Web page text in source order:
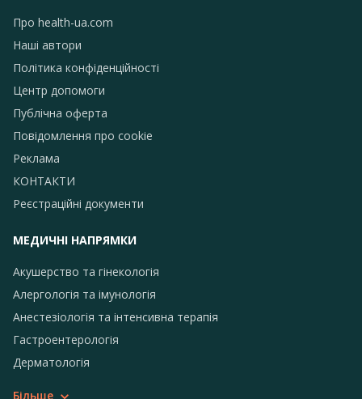
Про health-ua.com
Наші автори
Політика конфіденційності
Центр допомоги
Публічна оферта
Повідомлення про сookie
Реклама
КОНТАКТИ
Реєстраційні документи
МЕДИЧНІ НАПРЯМКИ
Акушерство та гінекологія
Алергологія та імунологія
Анестезіологія та інтенсивна терапія
Гастроентерологія
Дерматологія
Більше